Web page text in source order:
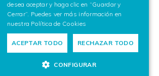
y Tecnológico de Gipuzkoa,
57,
San Sebastián (España)
desea aceptar y haga clic en “Guardar y
Cerrar”. Puedes ver más información en
nuestra Política de Cookies
ACEPTAR TODO RECHAZAR TODO
CONFIGURAR